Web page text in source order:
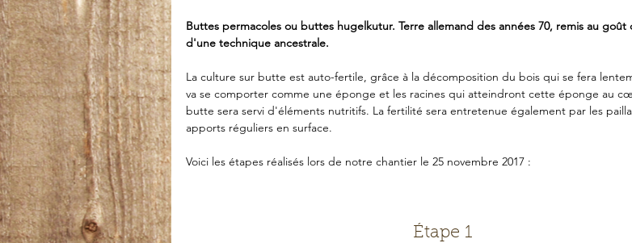
Buttes permacoles ou buttes hugelkutur. Terre allemand des années 70, remis au goût
d'une technique ancestrale.
La culture sur butte est auto-fertile, grâce à la décomposition du bois qui se fera
va se comporter comme une éponge et les racines qui atteindront cette éponge au
butte sera servi d'éléments nutritifs. La fertilité sera entretenue également par les
apports réguliers en surface.
Voici les étapes réalisés lors de notre chantier le 25 novembre 2017 :
Étape 1